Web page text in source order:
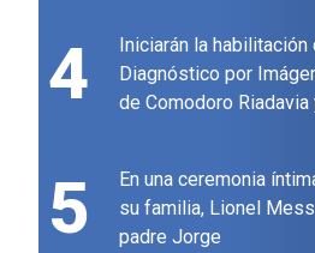
4
Iniciarán la
Diagnóstico por
de Comodoro
5
En una ceremonia
su familia, Lionel
padre Jorge